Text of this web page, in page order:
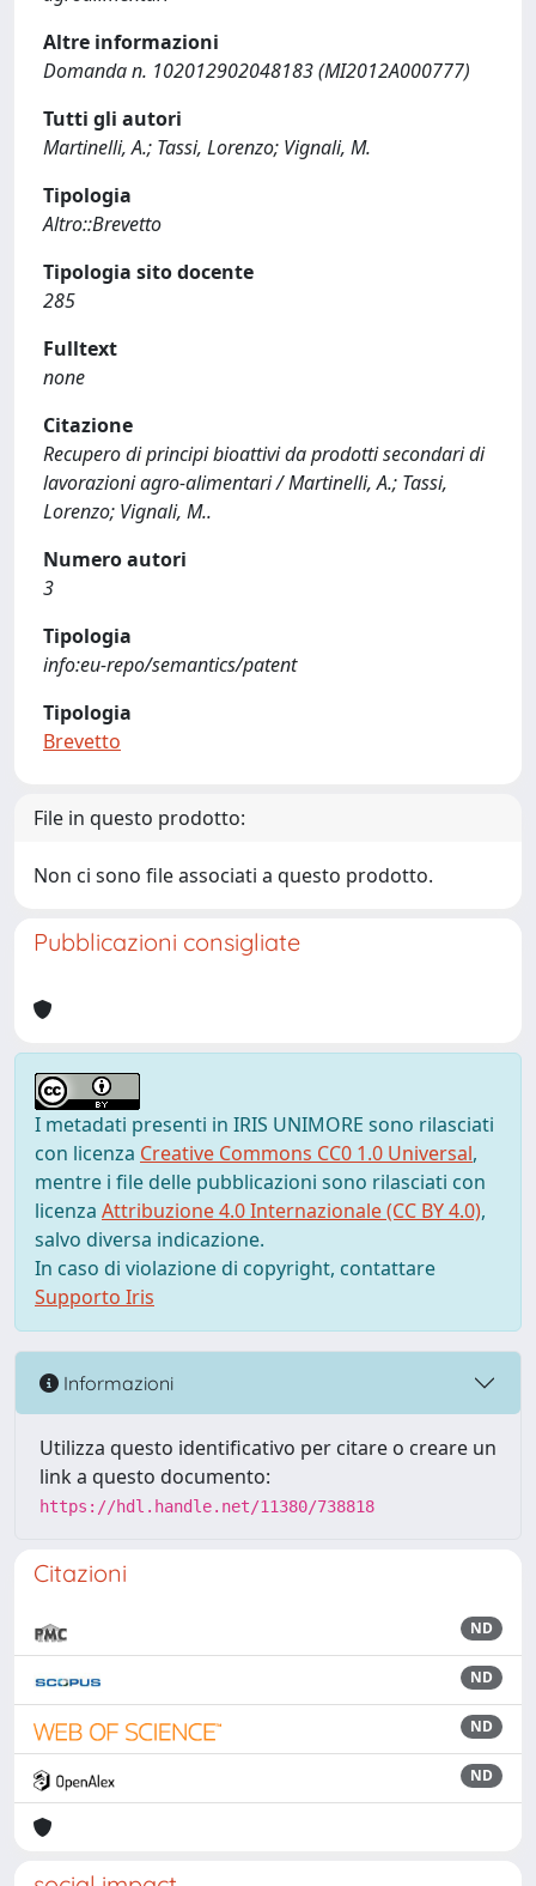
Altre informazioni
Domanda n. 102012902048183 (MI2012A000777)
Tutti gli autori
Martinelli, A.; Tassi, Lorenzo; Vignali, M.
Tipologia
Altro::Brevetto
Tipologia sito docente
285
Fulltext
none
Citazione
Recupero di principi bioattivi da prodotti secondari di
lavorazioni agro-alimentari / Martinelli, A.; Tassi,
Lorenzo; Vignali, M..
Numero autori
3
Tipologia
info:eu-repo/semantics/patent
Tipologia
Brevetto
File in questo prodotto:
Non ci sono file associati a questo prodotto.
Pubblicazioni consigliate
I metadati presenti in IRIS UNIMORE sono rilasciati
con licenza Creative Commons CC0 1.0 Universal,
mentre i file delle pubblicazioni sono rilasciati con
licenza Attribuzione 4.0 Internazionale (CC BY 4.0),
salvo diversa indicazione.
In caso di violazione di copyright, contattare
Supporto Iris
Informazioni
Utilizza questo identificativo per citare o creare un
link a questo documento:
https://hdl.handle.net/11380/738818
Citazioni
ND
ND
ND
ND